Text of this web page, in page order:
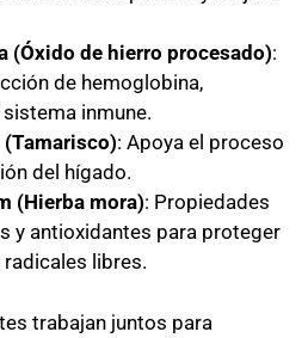
(Óxido de hierro procesado):
de hemoglobina,
inmune.
: Apoya el proceso
del hígado.
(Hierba mora): Propiedades
y antioxidantes para proteger
libres.
trabajan juntos para